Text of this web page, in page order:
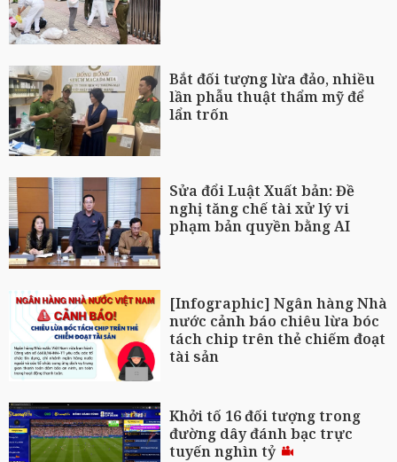
Bắt đối tượng lừa đảo, nhiều
lần phẫu thuật thẩm mỹ để
lẩn trốn
Sửa đổi Luật Xuất bản: Đề
nghị tăng chế tài xử lý vi
phạm bản quyền bằng AI
[Infographic] Ngân hàng Nhà
nước cảnh báo chiêu lừa bóc
tách chip trên thẻ chiếm đoạt
tài sản
Khởi tố 16 đối tượng trong
đường dây đánh bạc trực
tuyến nghìn tỷ